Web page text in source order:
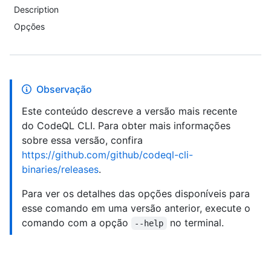
Description
Opções
Observação
Este conteúdo descreve a versão mais recente
do CodeQL CLI. Para obter mais informações
sobre essa versão, confira
https://github.com/github/codeql-cli-
binaries/releases.
Para ver os detalhes das opções disponíveis para
esse comando em uma versão anterior, execute o
comando com a opção
--help no terminal.